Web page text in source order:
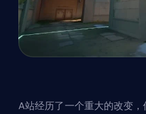
A站经历了一个重大的改变，